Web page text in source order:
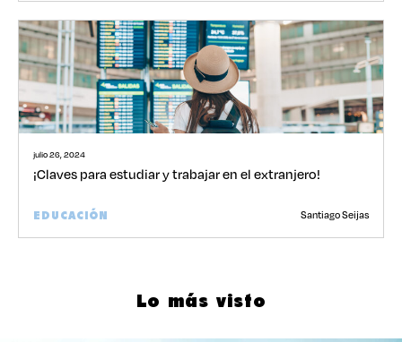
julio 26, 2024
¡Claves para estudiar y trabajar en el extranjero!
EDUCACIÓN Santiago Seijas
Lo más visto